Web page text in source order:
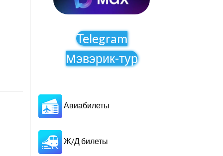
Telegram
Мэвэрик-тур
Авиабилеты
Ж/Д билеты